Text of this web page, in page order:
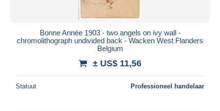
Bonne Année 1903 - two angels on ivy wall -
chromolithograph undivided back - Wacken West Flanders
Belgium
± US$ 11,56
Statuut Professioneel handelaar